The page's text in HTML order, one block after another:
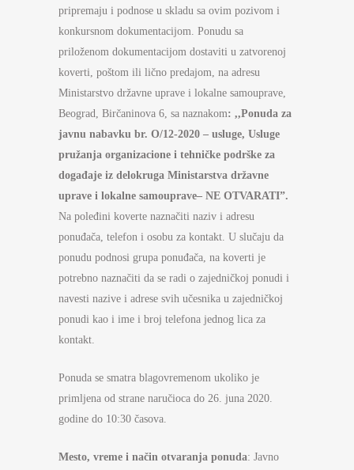
pripremaju i podnose u skladu sa ovim pozivom i
konkursnom dokumentacijom. Ponudu sa
priloženom dokumentacijom dostaviti u zatvorenoj
koverti, poštom ili lično predajom, na adresu
Ministarstvo državne uprave i lokalne samouprave,
Beograd, Birčaninova 6, sa naznakom: ,,Ponuda za
javnu nabavku br. O/12-2020 – usluge, Usluge
pružanja organizacione i tehničke podrške za
događaje iz delokruga Ministarstva državne
uprave i lokalne samouprave– NE OTVARATI”.
Na poleđini koverte naznačiti naziv i adresu
ponuđača, telefon i osobu za kontakt. U slučaju da
ponudu podnosi grupa ponuđača, na koverti je
potrebno naznačiti da se radi o zajedničkoj ponudi i
navesti nazive i adrese svih učesnika u zajedničkoj
ponudi kao i ime i broj telefona jednog lica za
kontakt.
Ponuda se smatra blagovremenom ukoliko je
primljena od strane naručioca do 26. juna 2020.
godine do 10:30 časova.
Mesto, vreme i način otvaranja ponuda: Javno